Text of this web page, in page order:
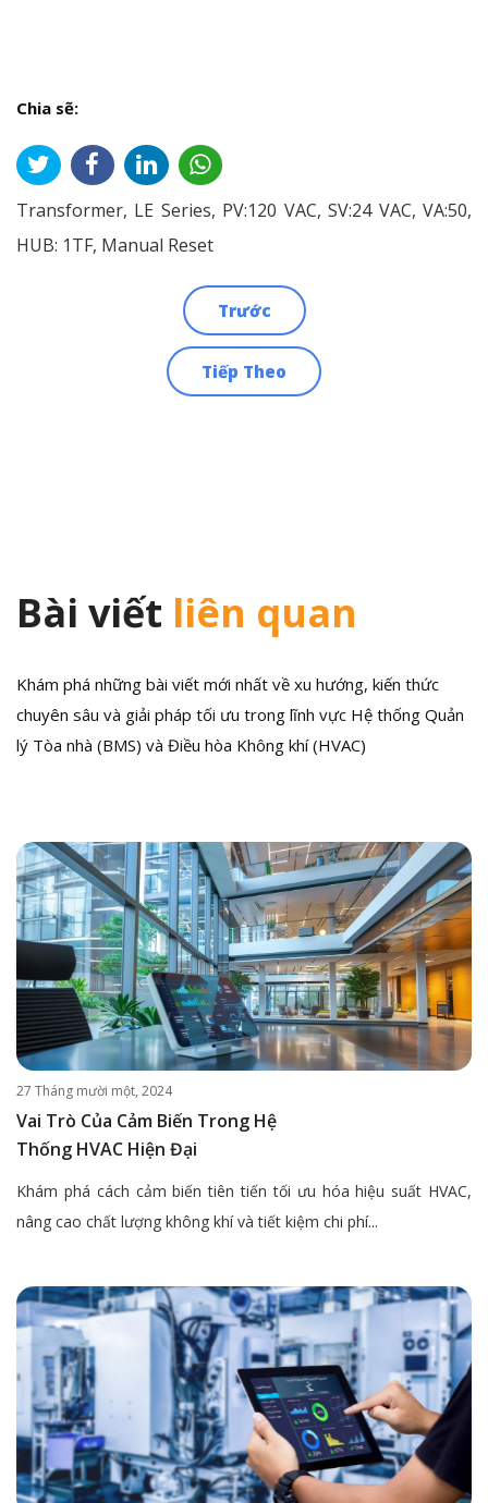
Chia sẽ:
Transformer, LE Series, PV:120 VAC, SV:24 VAC, VA:50,
HUB: 1TF, Manual Reset
Trước
Tiếp Theo
Bài viết liên quan
Khám phá những bài viết mới nhất về xu hướng, kiến thức
chuyên sâu và giải pháp tối ưu trong lĩnh vực Hệ thống Quản
lý Tòa nhà (BMS) và Điều hòa Không khí (HVAC)
27 Tháng mười một, 2024
Vai Trò Của Cảm Biến Trong Hệ
Thống HVAC Hiện Đại
Khám phá cách cảm biến tiên tiến tối ưu hóa hiệu suất HVAC,
nâng cao chất lượng không khí và tiết kiệm chi phí...